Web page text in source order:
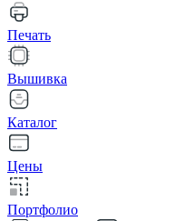
Печать
Вышивка
Каталог
Цены
Портфолио